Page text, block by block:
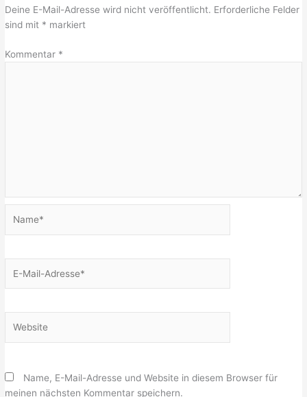
Deine E-Mail-Adresse wird nicht veröffentlicht. Erforderliche Felder
sind mit * markiert
Kommentar *
Mail-
Name, E-Mail-Adresse und Website in diesem Browser für
meinen nächsten Kommentar speichern.